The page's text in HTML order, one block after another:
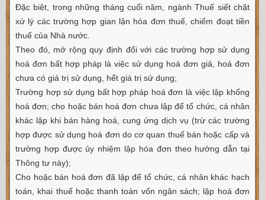
Đặc biệt, trong những tháng cuối năm, ngành Thuế siết chặt
xử lý các trường hợp gian lận hóa đơn thuế, chiếm đoạt tiền
thuế của Nhà nước.
Theo đó, mở rộng quy định đối với các trường hợp sử dụng
hoá đơn bất hợp pháp là việc sử dụng hoá đơn giả, hoá đơn
chưa có giá trị sử dụng, hết giá trị sử dụng;
Trường hợp sử dụng bất hợp pháp hoá đơn là việc lập khống
hoá đơn; cho hoặc bán hoá đơn chưa lập để tổ chức, cá nhân
khác lập khi bán hàng hoá, cung ứng dịch vụ (trừ các trường
hợp được sử dụng hoá đơn do cơ quan thuế bán hoặc cấp và
trường hợp được ủy nhiệm lập hóa đơn theo hướng dẫn tại
Thông tư này);
Cho hoặc bán hoá đơn đã lập để tổ chức, cá nhân khác hạch
toán, khai thuế hoặc thanh toán vốn ngân sách; lập hoá đơn